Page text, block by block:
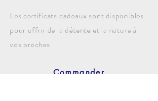
Les certificats cadeaux sont disponibles
pour offrir de la détente et la nature à
vos proches
Commander